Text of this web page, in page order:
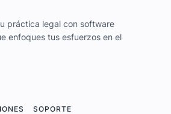
práctica legal con software
enfoques tus esfuerzos en el
SOPORTE